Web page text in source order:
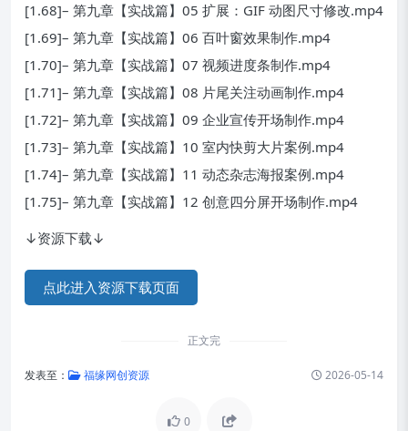
[1.68]– 第九章【实战篇】05 扩展：GIF 动图尺寸修改.mp4
[1.69]– 第九章【实战篇】06 百叶窗效果制作.mp4
[1.70]– 第九章【实战篇】07 视频进度条制作.mp4
[1.71]– 第九章【实战篇】08 片尾关注动画制作.mp4
[1.72]– 第九章【实战篇】09 企业宣传开场制作.mp4
[1.73]– 第九章【实战篇】10 室内快剪大片案例.mp4
[1.74]– 第九章【实战篇】11 动态杂志海报案例.mp4
[1.75]– 第九章【实战篇】12 创意四分屏开场制作.mp4
↓资源下载↓
点此进入资源下载页面
正文完
发表至： 福缘网创资源 2026-05-14
0